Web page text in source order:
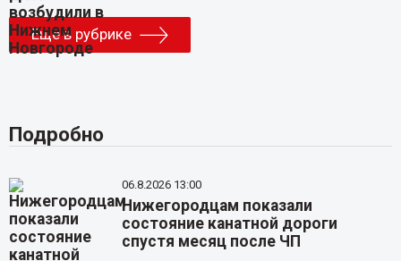
Еще в рубрике
Подробно
06.8.2026 13:00
Нижегородцам показали
состояние канатной дороги
спустя месяц после ЧП